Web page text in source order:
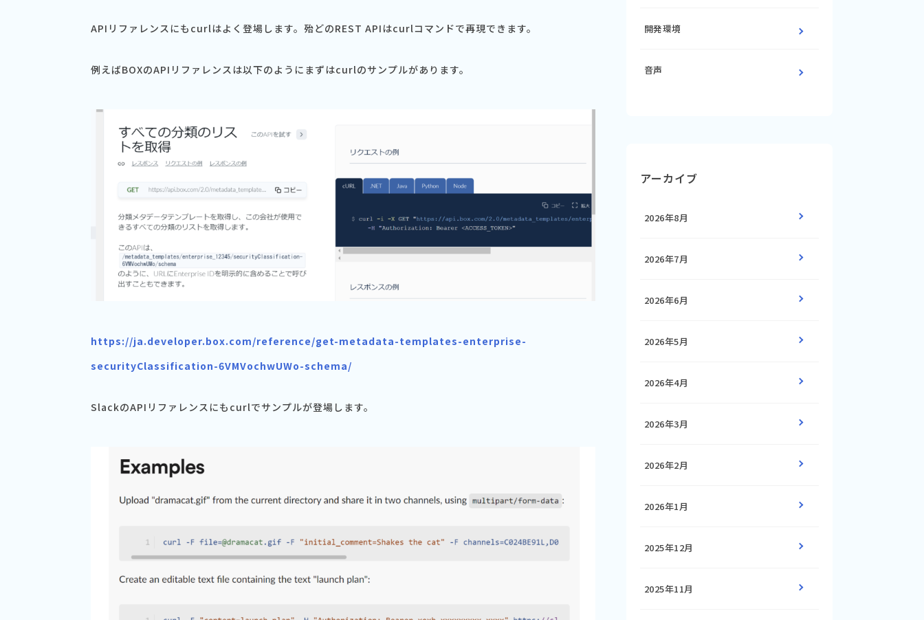
APIリファレンスにもcurlはよく登場します。殆どのREST APIはcurlコマンドで再現できます。
例えばBOXのAPIリファレンスは以下のようにまずはcurlのサンプルがあります。
https://ja.developer.box.com/reference/get-metadata-templates-enterprise-
securityClassification-6VMVochwUWo-schema/
SlackのAPIリファレンスにもcurlでサンプルが登場します。
開発環境
音声
アーカイブ
2026年8月
2026年7月
2026年6月
2026年5月
2026年4月
2026年3月
2026年2月
2026年1月
2025年12月
2025年11月